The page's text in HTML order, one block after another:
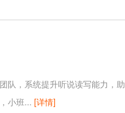
队，系统提升听说读写能力，
小班... [详情]